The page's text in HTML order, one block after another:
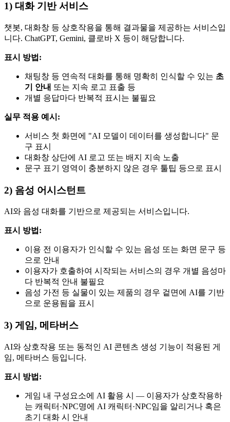
1) 대화 기반 서비스
챗봇, 대화창 등 상호작용을 통해 결과물을 제공하는 서비스입
니다. ChatGPT, Gemini, 클로바 X 등이 해당합니다.
표시 방법:
채팅창 등 연속적 대화를 통해 명확히 인식할 수 있는 초
기 안내 또는 지속 로고 표출 등
개별 응답마다 반복적 표시는 불필요
실무 적용 예시:
서비스 첫 화면에 "AI 모델이 데이터를 생성합니다" 문
구 표시
대화창 상단에 AI 로고 또는 배지 지속 노출
문구 표기 영역이 충분하지 않은 경우 툴팁 등으로 표시
2) 음성 어시스턴트
AI와 음성 대화를 기반으로 제공되는 서비스입니다.
표시 방법:
이용 전 이용자가 인식할 수 있는 음성 또는 화면 문구 등
으로 안내
이용자가 호출하여 시작되는 서비스의 경우 개별 음성마
다 반복적 안내 불필요
음성 가전 등 실물이 있는 제품의 경우 겉면에 AI를 기반
으로 운용됨을 표시
3) 게임, 메타버스
AI와 상호작용 또는 동적인 AI 콘텐츠 생성 기능이 적용된 게
임, 메타버스 등입니다.
표시 방법:
게임 내 구성요소에 AI 활용 시 — 이용자가 상호작용하
는 캐릭터·NPC명에 AI 캐릭터·NPC임을 알리거나 혹은
초기 대화 시 안내